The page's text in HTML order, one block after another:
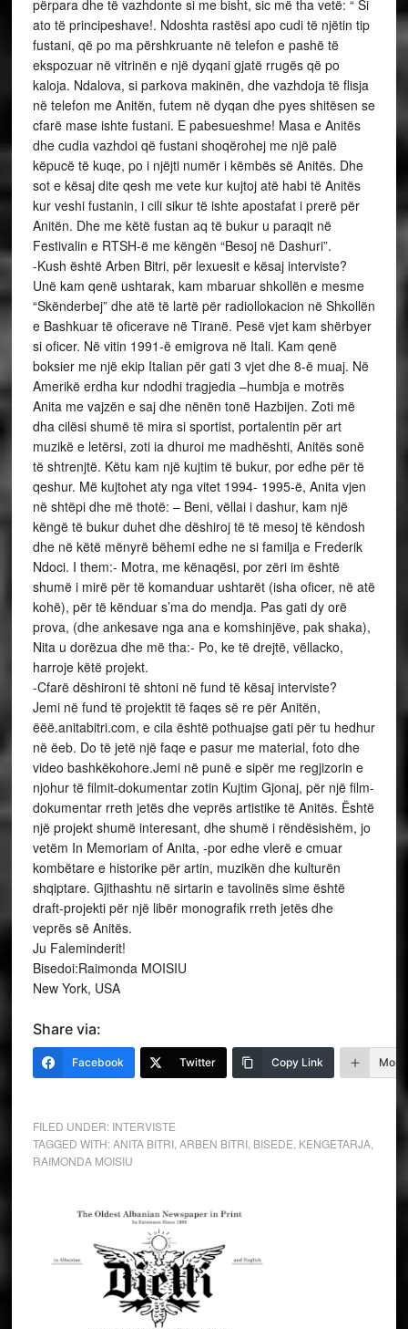
përpara dhe të vazhdonte si me bisht, sic më tha vetë: “ Si
ato të principeshave!. Ndoshta rastësi apo cudi të njëtin tip
fustani, që po ma përshkruante në telefon e pashë të
ekspozuar në vitrinën e një dyqani gjatë rrugës që po
kaloja. Ndalova, si parkova makinën, dhe vazhdoja të flisja
në telefon me Anitën, futem në dyqan dhe pyes shitësen se
cfarë mase ishte fustani. E pabesueshme! Masa e Anitës
dhe cudia vazhdoi që fustani shoqërohej me një palë
këpucë të kuqe, po i njëjti numër i këmbës së Anitës. Dhe
sot e kësaj dite qesh me vete kur kujtoj atë habi të Anitës
kur veshi fustanin, i cili sikur të ishte apostafat i prerë për
Anitën. Dhe me këtë fustan aq të bukur u paraqit në
Festivalin e RTSH-ë me këngën “Besoj në Dashuri”.
-Kush është Arben Bitri, për lexuesit e kësaj interviste?
Unë kam qenë ushtarak, kam mbaruar shkollën e mesme
“Skënderbej” dhe atë të lartë për radiollokacion në Shkollën
e Bashkuar të oficerave në Tiranë. Pesë vjet kam shërbyer
si oficer. Në vitin 1991-ë emigrova në Itali. Kam qenë
boksier me një ekip Italian për gati 3 vjet dhe 8-ë muaj. Në
Amerikë erdha kur ndodhi tragjedia –humbja e motrës
Anita me vajzën e saj dhe nënën tonë Hazbijen. Zoti më
dha cilësi shumë të mira si sportist, portalentin për art
muzikë e letërsi, zoti ia dhuroi me madhështi, Anitës sonë
të shtrenjtë. Këtu kam një kujtim të bukur, por edhe për të
qeshur. Më kujtohet aty nga vitet 1994- 1995-ë, Anita vjen
në shtëpi dhe më thotë: – Beni, vëllai i dashur, kam një
këngë të bukur duhet dhe dëshiroj të të mesoj të këndosh
dhe në këtë mënyrë bëhemi edhe ne si familja e Frederik
Ndoci. I them:- Motra, me kënaqësi, por zëri im është
shumë i mirë për të komanduar ushtarët (isha oficer, në atë
kohë), për të kënduar s’ma do mendja. Pas gati dy orë
prova, (dhe ankesave nga ana e komshinjëve, pak shaka),
Nita u dorëzua dhe më tha:- Po, ke të drejtë, vëllacko,
harroje këtë projekt.
-Cfarë dëshironi të shtoni në fund të kësaj interviste?
Jemi në fund të projektit të faqes së re për Anitën,
ëëë.anitabitri.com, e cila është pothuajse gati për tu hedhur
në ëeb. Do të jetë një faqe e pasur me material, foto dhe
video bashkëkohore.Jemi në punë e sipër me regjizorin e
njohur të filmit-dokumentar zotin Kujtim Gjonaj, për një film-
dokumentar rreth jetës dhe veprës artistike të Anitës. Është
një projekt shumë interesant, dhe shumë i rëndësishëm, jo
vetëm In Memoriam of Anita, -por edhe vlerë e cmuar
kombëtare e historike për artin, muzikën dhe kulturën
shqiptare. Gjithashtu në sirtarin e tavolinës sime është
draft-projekti për një libër monografik rreth jetës dhe
veprës së Anitës.
Ju Faleminderit!
Bisedoi:Raimonda MOISIU
New York, USA
Share via:
Facebook Twitter Copy Link More
FILED UNDER: INTERVISTE
TAGGED WITH:ANITA BITRI, ARBEN BITRI, BISEDE KENGETARJA,
RAIMONDA MOISIU